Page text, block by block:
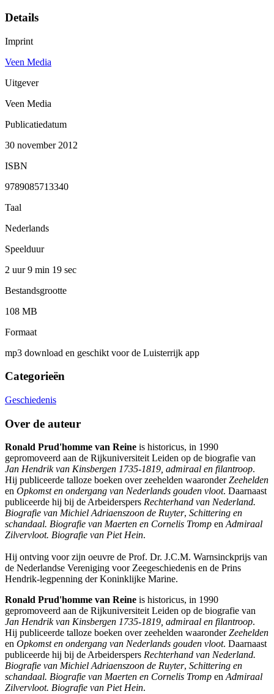
Details
Imprint
Veen Media
Uitgever
Veen Media
Publicatiedatum
30 november 2012
ISBN
9789085713340
Taal
Nederlands
Speelduur
2 uur 9 min 19 sec
Bestandsgrootte
108 MB
Formaat
mp3 download en geschikt voor de Luisterrijk app
Categorieën
Geschiedenis
Over de auteur
Ronald Prud'homme van Reine is historicus, in 1990
gepromoveerd aan de Rijkuniversiteit Leiden op de biografie van
Jan Hendrik van Kinsbergen 1735-1819, admiraal en filantroop.
Hij publiceerde talloze boeken over zeehelden waaronderZeehelden
en Opkomst en ondergang van Nederlands gouden vloot. Daarnaast
publiceerde hij bij de Arbeiderspers Rechterhand van Nederland.
Biografie van Michiel Adriaenszoon de Ruyter, Schittering en
schandaal. Biografie van Maerten en Cornelis Tromp enAdmiraal
Zilvervloot. Biografie van Piet Hein.
Hij ontving voor zijn oeuvre de Prof. Dr. J.C.M. Warnsinckprijs van
de Nederlandse Vereniging voor Zeegeschiedenis en de Prins
Hendrik-legpenning der Koninklijke Marine.
Ronald Prud'homme van Reine is historicus, in 1990
gepromoveerd aan de Rijkuniversiteit Leiden op de biografie van
Jan Hendrik van Kinsbergen 1735-1819, admiraal en filantroop.
Hij publiceerde talloze boeken over zeehelden waaronderZeehelden
en Opkomst en ondergang van Nederlands gouden vloot. Daarnaast
publiceerde hij bij de Arbeiderspers Rechterhand van Nederland.
Biografie van Michiel Adriaenszoon de Ruyter, Schittering en
schandaal. Biografie van Maerten en Cornelis Tromp enAdmiraal
Zilvervloot. Biografie van Piet Hein.